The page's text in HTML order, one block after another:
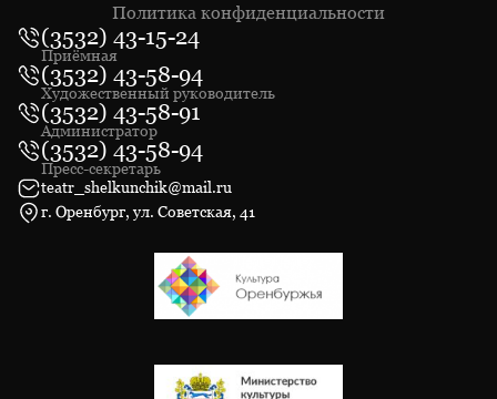
Политика конфиденциальности
(3532) 43-15-24
Приёмная
(3532) 43-58-94
Художественный руководитель
(3532) 43-58-91
Администратор
(3532) 43-58-94
Пресс-секретарь
teatr_shelkunchik@mail.ru
г. Оренбург, ул. Советская, 41